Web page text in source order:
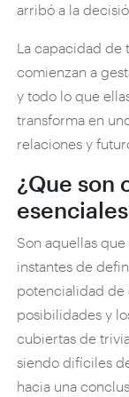
arribó a la
La capacidad de
comienzan a
y todo lo que
transforma en
relaciones y
¿Que son
Son aquellas
instantes de
potencialidad de
posibilidades y
cubiertas de
siendo difíciles
hacia una